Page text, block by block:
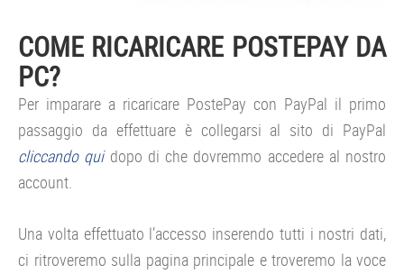
COME RICARICARE POSTEPAY DA
PC?
Per imparare a ricaricare PostePay con PayPal il primo
passaggio da effettuare è collegarsi al sito di PayPal
cliccando qui dopo di che dovremmo accedere al nostro
account.
Una volta effettuato l’accesso inserendo tutti i nostri dati,
ci ritroveremo sulla pagina principale e troveremo la voce